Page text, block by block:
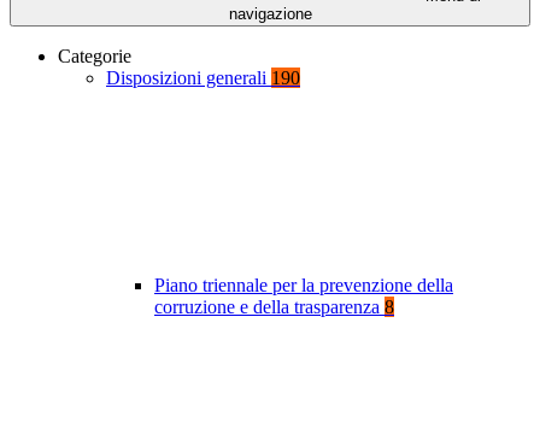
navigazione
Categorie
Disposizioni generali 190
Piano triennale per la prevenzione della
corruzione e della trasparenza 8